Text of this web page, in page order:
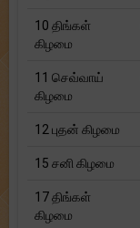
10 திங்கள்
கிழமை
11 செவ்வாய்
கிழமை
12 புதன் கிழமை
15 சனி கிழமை
17 திங்கள்
கிழமை